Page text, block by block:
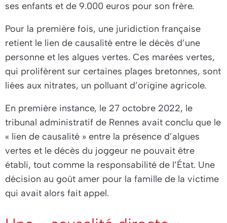
ses enfants et de 9.000 euros pour son frère.
Pour la première fois, une juridiction française
retient le lien de causalité entre le décès d’une
personne et les algues vertes. Ces marées vertes,
qui prolifèrent sur certaines plages bretonnes, sont
liées aux nitrates, un polluant d’origine agricole.
En première instance, le 27 octobre 2022, le
tribunal administratif de Rennes avait conclu que le
« lien de causalité» entre la présence d’algues
vertes et le décès du joggeur ne pouvait être
établi, tout comme la responsabilité de l’État. Une
décision au goût amer pour la famille de la victime
qui avait alors fait appel.